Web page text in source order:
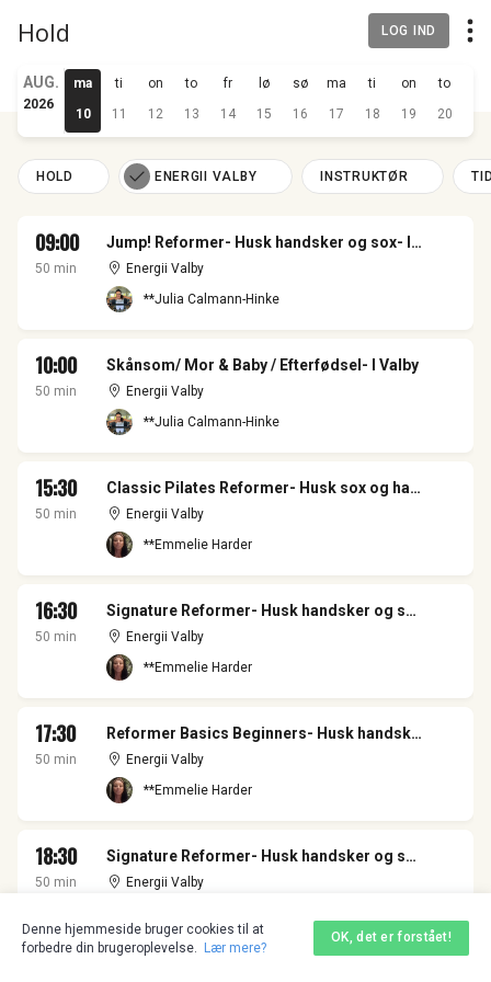
Hold LOG IND
AUG.
2026
ma
10
ti
11
on
12
to
13
fr
14
lø
15
sø
16
ma
17
ti
18
on
19
to
20
HOLD ENERGII VALBY INSTRUKTØR
09:00
50 min
Jump! Reformer- Husk handsker og sox- I Valby
Energii Valby
**Julia Calmann-Hinke
10:00
50 min
Skånsom/ Mor & Baby / Efterfødsel- I Valby
Energii Valby
**Julia Calmann-Hinke
15:30
50 min
Classic Pilates Reformer- Husk sox og handsker- I Valby
Energii Valby
**Emmelie Harder
16:30
50 min
Signature Reformer- Husk handsker og sox- I Valby
Energii Valby
**Emmelie Harder
17:30
50 min
Reformer Basics Beginners- Husk handsker og sox- I Valby
Energii Valby
**Emmelie Harder
18:30
50 min
Signature Reformer- Husk handsker og sox- I Valby
Energii Valby
Denne hjemmeside bruger cookies til at
forbedre din brugeroplevelse.
Lær mere?
OK, det er forstået!